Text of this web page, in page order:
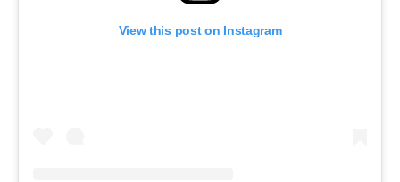
View this post on Instagram